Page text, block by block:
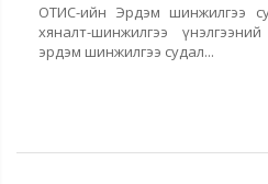
ОТИС-ийн Эрдэм шинжилгээ
хяналт-шинжилгээ
эрдэм шинжилгээ судал...